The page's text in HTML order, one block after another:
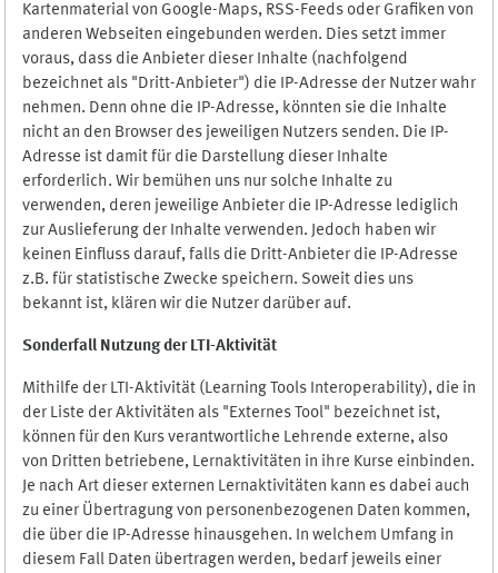
Kartenmaterial von Google-Maps, RSS-Feeds oder Grafiken von
anderen Webseiten eingebunden werden. Dies setzt immer
voraus, dass die Anbieter dieser Inhalte (nachfolgend
bezeichnet als "Dritt-Anbieter") die IP-Adresse der Nutzer wahr
nehmen. Denn ohne die IP-Adresse, könnten sie die Inhalte
nicht an den Browser des jeweiligen Nutzers senden. Die IP-
Adresse ist damit für die Darstellung dieser Inhalte
erforderlich. Wir bemühen uns nur solche Inhalte zu
verwenden, deren jeweilige Anbieter die IP-Adresse lediglich
zur Auslieferung der Inhalte verwenden. Jedoch haben wir
keinen Einfluss darauf, falls die Dritt-Anbieter die IP-Adresse
z.B. für statistische Zwecke speichern. Soweit dies uns
bekannt ist, klären wir die Nutzer darüber auf.
Sonderfall Nutzung der LTI-Aktivität
Mithilfe der LTI-Aktivität (Learning Tools Interoperability), die in
der Liste der Aktivitäten als "Externes Tool" bezeichnet ist,
können für den Kurs verantwortliche Lehrende externe, also
von Dritten betriebene, Lernaktivitäten in ihre Kurse einbinden.
Je nach Art dieser externen Lernaktivitäten kann es dabei auch
zu einer Übertragung von personenbezogenen Daten kommen,
die über die IP-Adresse hinausgehen. In welchem Umfang in
diesem Fall Daten übertragen werden, bedarf jeweils einer